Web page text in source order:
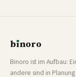
bınoro
Binoro ist im Aufbau:
andere sind in